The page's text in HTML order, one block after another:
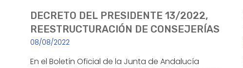
DECRETO DEL PRESIDENTE 13/2022,
REESTRUCTURACIÓN DE CONSEJERÍAS
08/08/2022
En el Boletín Oficial de la Junta de Andalucía